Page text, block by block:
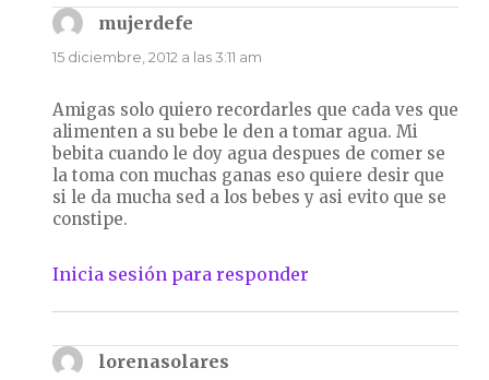
mujerdefe
15 diciembre, 2012 a las 3:11 am
Amigas solo quiero recordarles que cada ves que
alimenten a su bebe le den a tomar agua. Mi
bebita cuando le doy agua despues de comer se
la toma con muchas ganas eso quiere desir que
si le da mucha sed a los bebes y asi evito que se
constipe.
Inicia sesión para responder
lorenasolares